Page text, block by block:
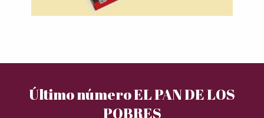
Último número EL PAN DE LOS
POBRES